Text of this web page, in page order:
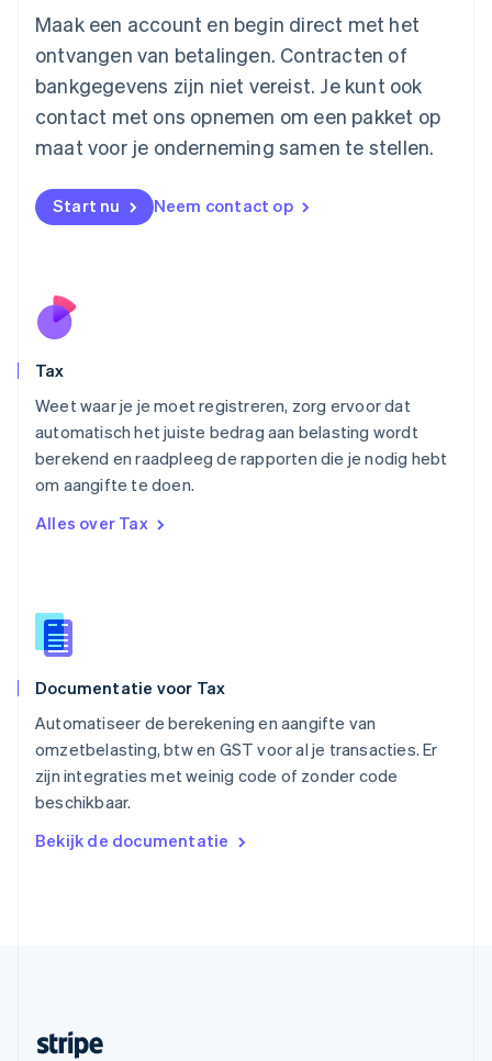
Maak een account en begin direct met het
ontvangen van betalingen. Contracten of
bankgegevens zijn niet vereist. Je kunt ook
contact met ons opnemen om een pakket op
maat voor je onderneming samen te stellen.
Start nu Neem contact op
Tax
Weet waar je je moet registreren, zorg ervoor dat
automatisch het juiste bedrag aan belasting wordt
berekend en raadpleeg de rapporten die je nodig hebt
om aangifte te doen.
Alles over Tax
Documentatie voor Tax
Automatiseer de berekening en aangifte van
omzetbelasting, btw en GST voor al je transacties. Er
zijn integraties met weinig code of zonder code
beschikbaar.
Bekijk de documentatie
Luxemburg
Maleisië
English简体中文
Malta
English
Mexico
Nederland
NederlandsEnglish
English
Oostenrijk
English
Portugal
English
Roemenië
English
Singapore
English 简体中文
English
Spanje
Thailand
ไทยEnglish
Tsjechië
Vasteland van China
简体中文English
English